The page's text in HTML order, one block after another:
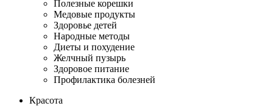
Полезные корешки
Медовые продукты
Здоровье детей
Народные методы
Диеты и похудение
Желчный пузырь
Здоровое питание
Профилактика болезней
Красота